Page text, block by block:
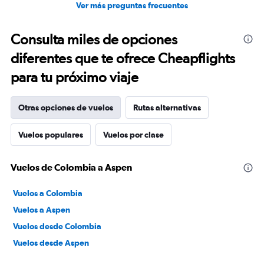
Ver más preguntas frecuentes
Consulta miles de opciones
diferentes que te ofrece Cheapflights
para tu próximo viaje
Otras opciones de vuelos Rutas alternativas
Vuelos populares Vuelos por clase
Vuelos de Colombia a Aspen
Vuelos a Colombia
Vuelos a Aspen
Vuelos desde Colombia
Vuelos desde Aspen